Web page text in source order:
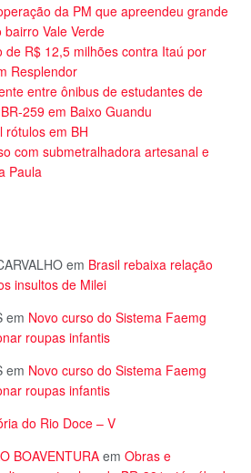
da PM que apreendeu grande
Vale Verde
de R$ 12,5 milhões contra Itaú por
Resplendor
entre ônibus de estudantes de
259 em Baixo Guandu
rótulos em BH
com submetralhadora artesanal e
Paula
em Brasil rebaixa relação
insultos de Milei
em Novo curso do Sistema Faemg
roupas infantis
em Novo curso do Sistema Faemg
roupas infantis
do Rio Doce – V
BOAVENTURA em Obras e